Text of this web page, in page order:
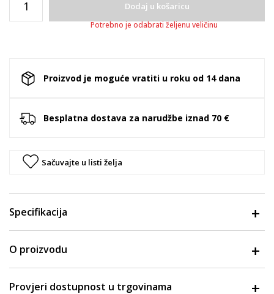
Dodaj u košaricu
Potrebno je odabrati željenu veličinu
Proizvod je moguće vratiti u roku od 14 dana
Besplatna dostava za narudžbe iznad 70 €
Sačuvajte u listi želja
Specifikacija
O proizvodu
Provjeri dostupnost u trgovinama